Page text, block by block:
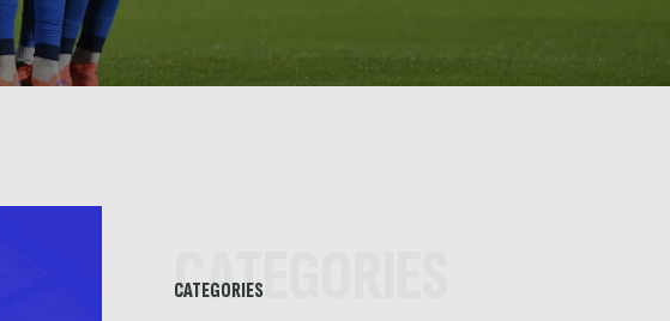
CATEGORIES
CATEGORIES